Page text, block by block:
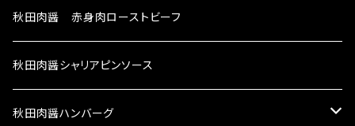
秋田肉醤 赤身肉ローストビーフ
秋田肉醤シャリアピンソース
秋田肉醤ハンバーグ